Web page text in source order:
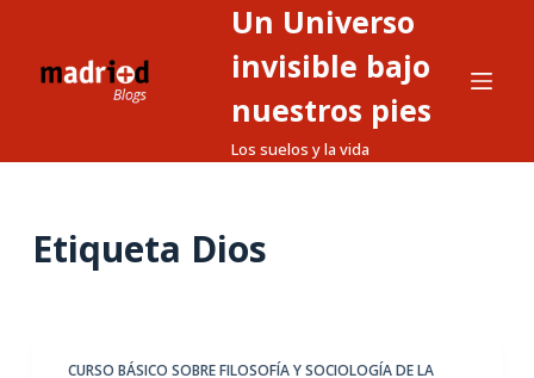
Un Universo
invisible bajo
nuestros pies
Los suelos y la vida
Etiqueta Dios
CURSO BÁSICO SOBRE FILOSOFÍA Y SOCIOLOGÍA DE LA